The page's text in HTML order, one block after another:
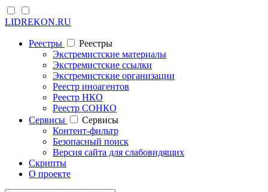
LIDREKON.RU
Реестры
Реестры
Экстремистские материалы
Экстремистские ссылки
Экстремистские организации
Реестр иноагентов
Реестр НКО
Реестр СОНКО
Cервисы
Cервисы
Контент-фильтр
Безопасный поиск
Версия сайта для слабовидящих
Скрипты
О проекте